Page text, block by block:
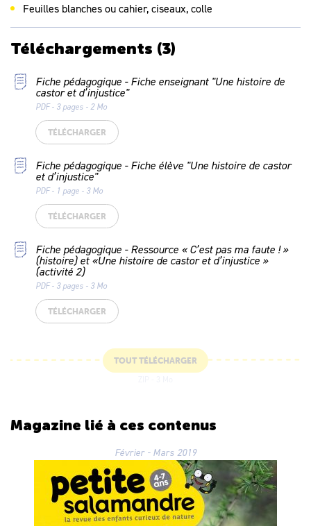
Feuilles blanches ou cahier, ciseaux, colle
Téléchargements (3)
Fiche pédagogique - Fiche enseignant "Une histoire de
castor et d’injustice"
PDF - 3 pages - 2 Mo
TÉLÉCHARGER
Fiche pédagogique - Fiche élève "Une histoire de castor
et d’injustice"
PDF - 1 page - 3 Mo
TÉLÉCHARGER
Fiche pédagogique - Ressource « C’est pas ma faute ! »
(histoire) et «Une histoire de castor et d’injustice »
(activité 2)
PDF - 3 pages - 3 Mo
TÉLÉCHARGER
TOUT TÉLÉCHARGER
Magazine lié à ces contenus
Février - Mars 2019